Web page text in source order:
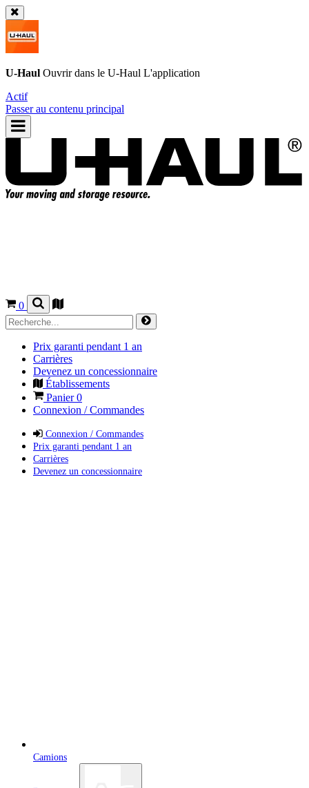
U-Haul Ouvrir dans le U-Haul L'application
Actif
Passer au contenu principal
0
Prix garanti pendant 1 an
Carrières
Devenez un concessionnaire
Établissements
Panier0
Connexion / Commandes
Connexion / Commandes
Prix garanti pendant 1 an
Carrières
Devenez un concessionnaire
Camions